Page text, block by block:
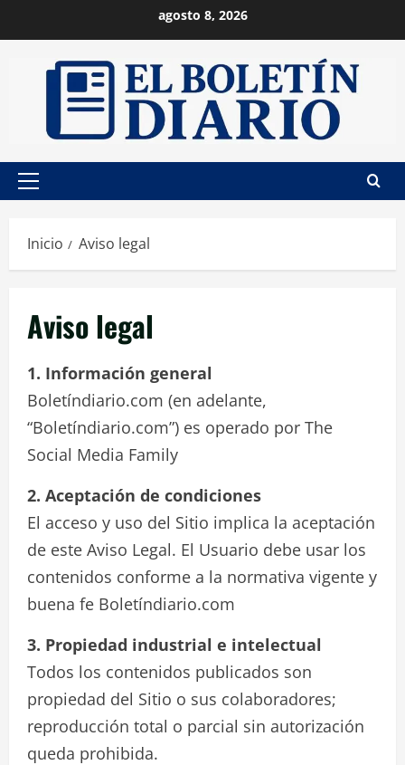
al
contenido
agosto 8, 2026
Menú
Inicio Aviso legal
Aviso legal
1. Información general
Boletíndiario.com (en adelante,
“Boletíndiario.com”) es operado por The
Social Media Family
2. Aceptación de condiciones
El acceso y uso del Sitio implica la aceptación
de este Aviso Legal. El Usuario debe usar los
contenidos conforme a la normativa vigente y
buena fe Boletíndiario.com
3. Propiedad industrial e intelectual
Todos los contenidos publicados son
propiedad del Sitio o sus colaboradores;
reproducción total o parcial sin autorización
queda prohibida.